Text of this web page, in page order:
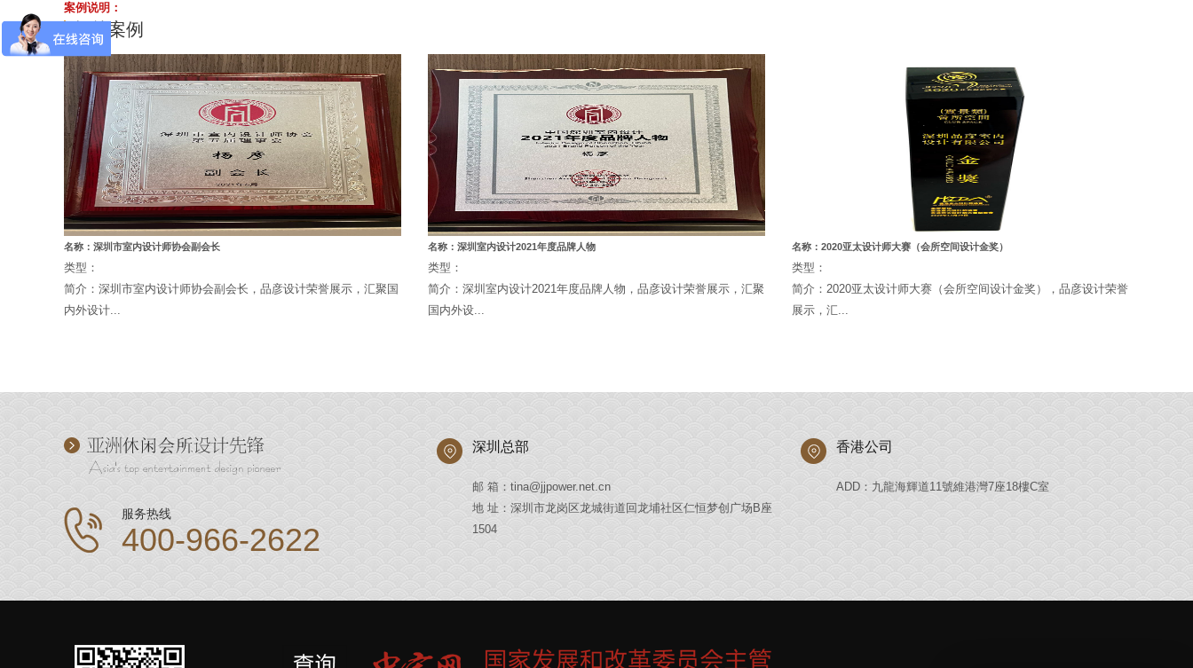
案例说明：
相关案例
名称：深圳市室内设计师协会副会长
类型：
简介：深圳市室内设计师协会副会长，品彦设计荣誉展示，汇聚国
内外设计...
名称：深圳室内设计2021年度品牌人物
类型：
简介：深圳室内设计2021年度品牌人物，品彦设计荣誉展示，汇聚
国内外设...
名称：2020亚太设计师大赛（会所空间设计金奖）
类型：
简介：2020亚太设计师大赛（会所空间设计金奖），品彦设计荣誉
展示，汇...
服务热线
400-966-2622
深圳总部
邮 箱：tina@jjpower.net.cn
地 址：深圳市龙岗区龙城街道回龙埔社区仁恒梦创广场B座
1504
香港公司
ADD：九龍海輝道11號維港灣7座18樓C室